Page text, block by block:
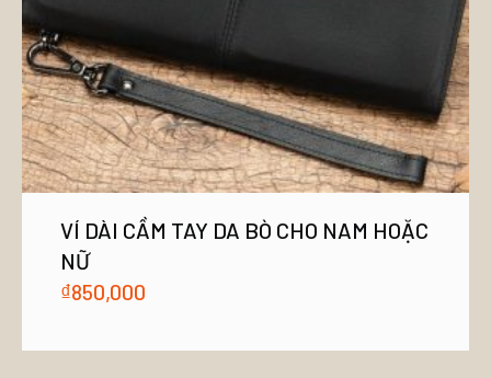
VÍ DÀI CẦM TAY DA BÒ CHO NAM HOẶC
NỮ
₫850,000